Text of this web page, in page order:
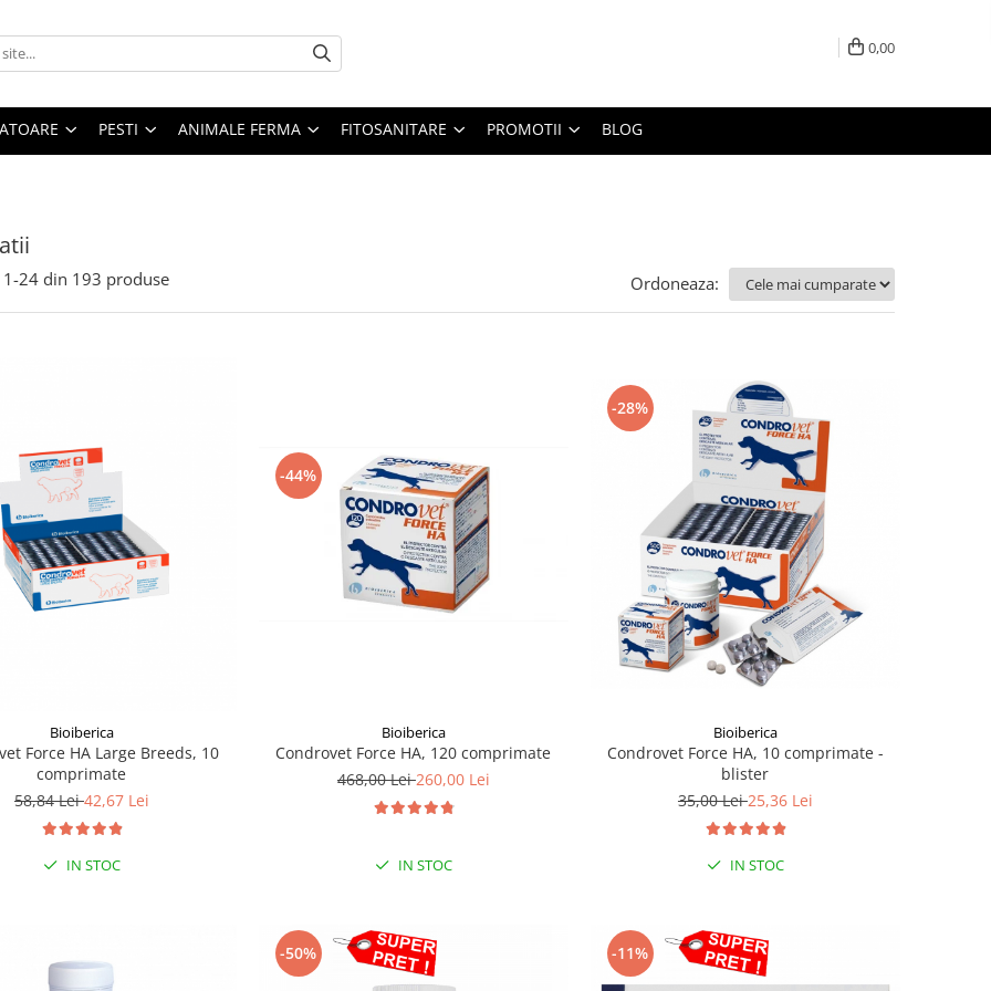
0,00
PESTI ANIMALE FERMA FITOSANITARE PROMOTII BLOG
1-24 din 193 produse Ordoneaza:
Bioiberica
Force HA Large Breeds, 10
comprimate
58,84 Lei42,67 Lei
IN STOC
-44%
Bioiberica
Condrovet Force HA, 120 comprimate
468,00 Lei260,00 Lei
IN STOC
-28%
Bioiberica
Condrovet Force HA, 10 comprimate -
blister
35,00 Lei25,36 Lei
IN STOC
-50% -11%